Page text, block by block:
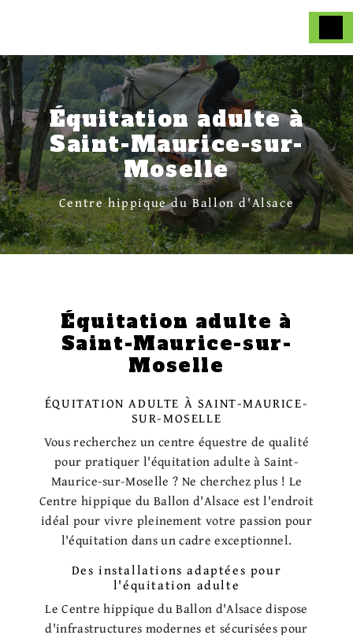
Équitation adulte à
Saint-Maurice-sur-
Moselle
Centre hippique du Ballon d'Alsace
Équitation adulte à
Saint-Maurice-sur-
Moselle
ÉQUITATION ADULTE À SAINT-MAURICE-
SUR-MOSELLE
Vous recherchez un centre équestre de qualité
pour pratiquer l'équitation adulte à Saint-
Maurice-sur-Moselle ? Ne cherchez plus ! Le
Centre hippique du Ballon d'Alsace est l'endroit
idéal pour vivre pleinement votre passion pour
l'équitation dans un cadre exceptionnel.
Des installations adaptées pour
l'équitation adulte
Le Centre hippique du Ballon d'Alsace dispose
d'infrastructures modernes et sécurisées pour